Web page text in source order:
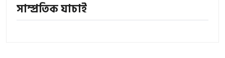
সাম্প্রতিক যাচাই